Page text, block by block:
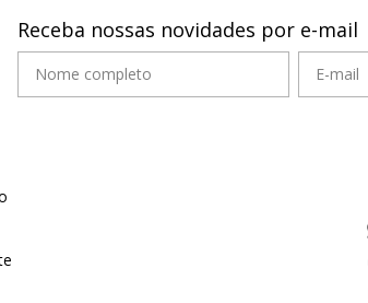
Receba nossas novidades por e-mail